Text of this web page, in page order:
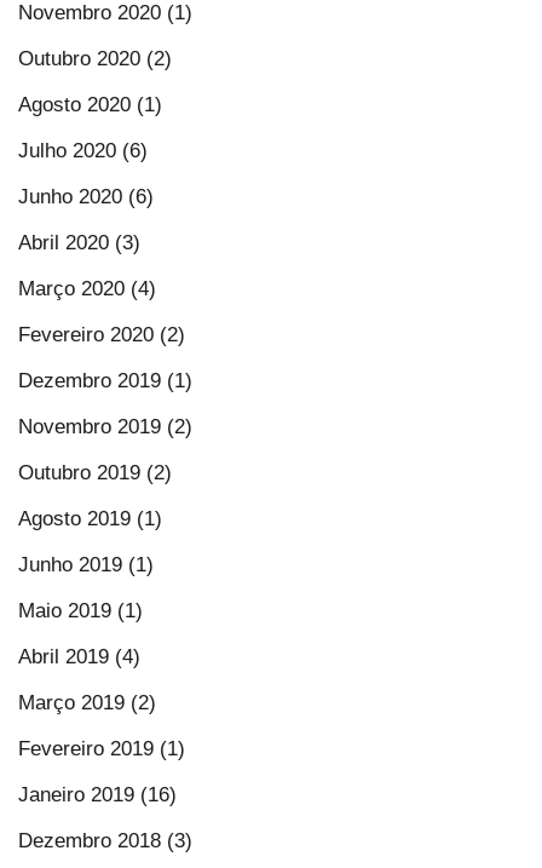
Novembro 2020 (1)
Outubro 2020 (2)
Agosto 2020 (1)
Julho 2020 (6)
Junho 2020 (6)
Abril 2020 (3)
Março 2020 (4)
Fevereiro 2020 (2)
Dezembro 2019 (1)
Novembro 2019 (2)
Outubro 2019 (2)
Agosto 2019 (1)
Junho 2019 (1)
Maio 2019 (1)
Abril 2019 (4)
Março 2019 (2)
Fevereiro 2019 (1)
Janeiro 2019 (16)
Dezembro 2018 (3)